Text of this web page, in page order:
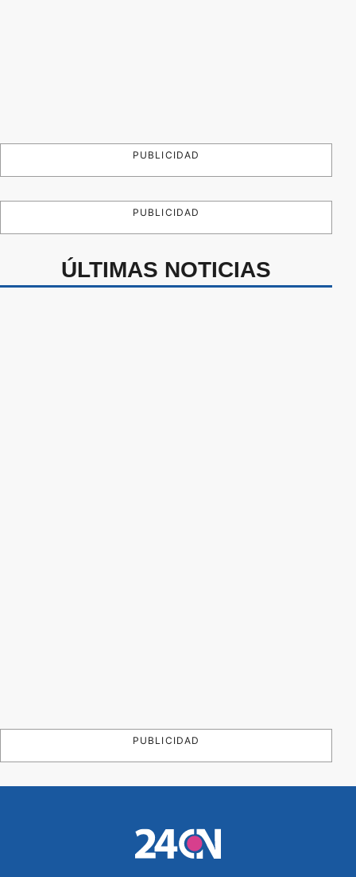
PUBLICIDAD
PUBLICIDAD
ÚLTIMAS NOTICIAS
PUBLICIDAD